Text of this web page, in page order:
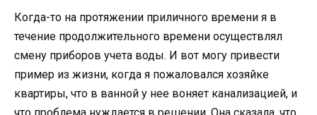
Когда-то на протяжении приличного времени я в
течение продолжительного времени осуществлял
смену приборов учета воды. И вот могу привести
пример из жизни, когда я пожаловался хозяйке
квартиры, что в ванной у нее воняет канализацией, и